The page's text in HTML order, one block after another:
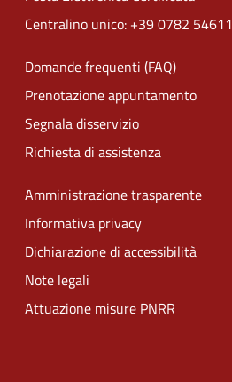
Centralino unico: +39 0782 54611
Domande frequenti (FAQ)
Prenotazione appuntamento
Segnala disservizio
Richiesta di assistenza
Amministrazione trasparente
Informativa privacy
Dichiarazione di accessibilità
Note legali
Attuazione misure PNRR